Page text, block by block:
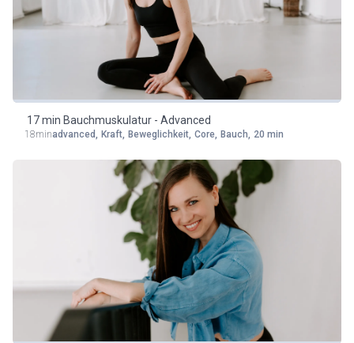
17 min Bauchmuskulatur - Advanced
18minadvanced, Kraft, Beweglichkeit, Core, Bauch, 20 min